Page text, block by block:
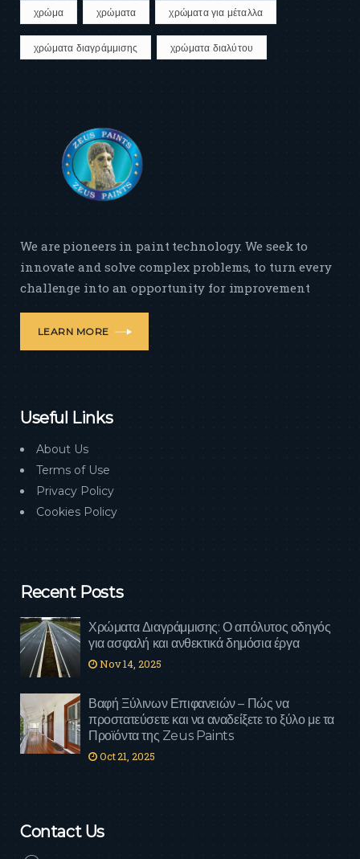
χρώμα χρώματα χρώματα για μέταλλα
χρώματα διαγράμμισης χρώματα διαλύτου
We are pioneers in paint technology. We seek to
innovate and solve complex problems, to turn every
challenge into an opportunity for improvement
LEARN MORE
Useful Links
About Us
Terms of Use
Privacy Policy
Cookies Policy
Recent Posts
Χρώματα Διαγράμμισης: Ο απόλυτος οδηγός
για ασφαλή και ανθεκτικά δημόσια έργα
Nov 14, 2025
Βαφή Ξύλινων Επιφανειών – Πώς να
προστατεύσετε και να αναδείξετε το ξύλο με τα
Προϊόντα της Zeus Paints
Oct 21, 2025
Contact Us